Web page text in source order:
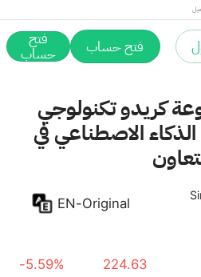
فتح حساب فتح
حساب
كريدو تكنولوجي
الاصطناعي في
EN-Original
224.63
-5.59%